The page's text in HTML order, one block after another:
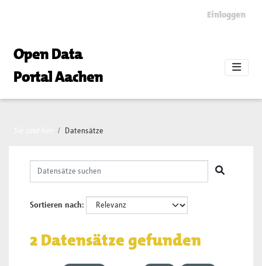
Einloggen
Open Data
Portal Aachen
Datensätze
Sortieren nach
2 Datensätze gefunden